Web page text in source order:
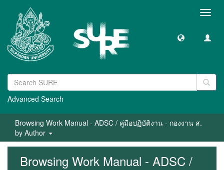
Advanced Search
Browsing Work Manual - ADSC / คู่มือปฏิบัติงาน - กองงาน ส.
by Author
Browsing Work Manual - ADSC /